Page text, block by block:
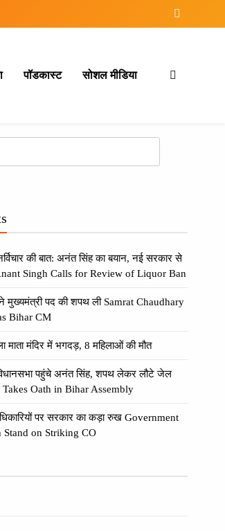
पॉडकास्ट सोशल मीडिया
की बात: अनंत सिंह का बयान, नई सरकार से
Singh Calls for Review of Liquor Ban
मुख्यमंत्री पद की शपथ ली Samrat Chaudhary
Bihar CM
माता मंदिर में भगदड़, 8 महिलाओं की मौत
पहुंचे अनंत सिंह, शपथ लेकर लौटे जेल
Oath in Bihar Assembly
पर सरकार का कड़ा रुख Government
Stand on Striking CO